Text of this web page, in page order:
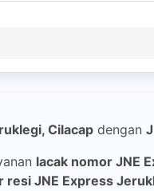
Cilacap dengan
lacak nomor JNE
resi JNE Express